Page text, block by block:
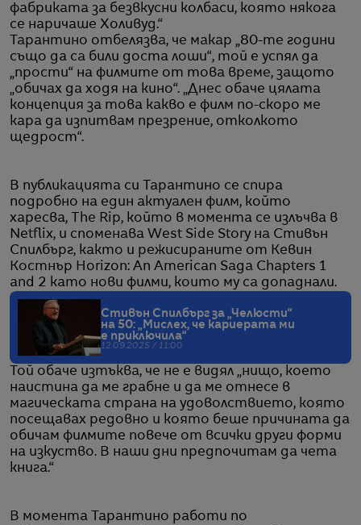
фабриката за безвкусни колбаси, която някога
се наричаше Холивуд.“
Тарантино отбелязва, че макар „80-те години
също да са били доста лоши“, той е успял да
„прости“ на филмите от това време, защото
„обичах да ходя на кино“. „Днес обаче цялата
концепция за това какво е филм по-скоро ме
кара да изпитвам презрение, отколкото
щедрост“.
В публикацията си Тарантино се спира
подробно на един актуален филм, който
харесва, The Rip, който в момента се излъчва в
Netflix, и споменава West Side Story на Стивън
Спилбърг, както и режисираните от Кевин
Костнър Horizon: An American Saga Chapters 1
and 2 като нови филми, които му са допаднали.
Стивън Спилбърг за „Челюсти“
на 50: „Мислех, че кариерата ми
е приключила“
12.09.2025 / 11:00
Той обаче изтъква, че не е видял „нищо, което
наистина да ме грабне и да ме отнесе в
магическата страна на удоволствието, която
посещавах редовно и която беше причината да
обичам филмите повече от всички други форми
на изкуство. В наши дни предпочитам да чета
книга.“
В момента Тарантино работи по